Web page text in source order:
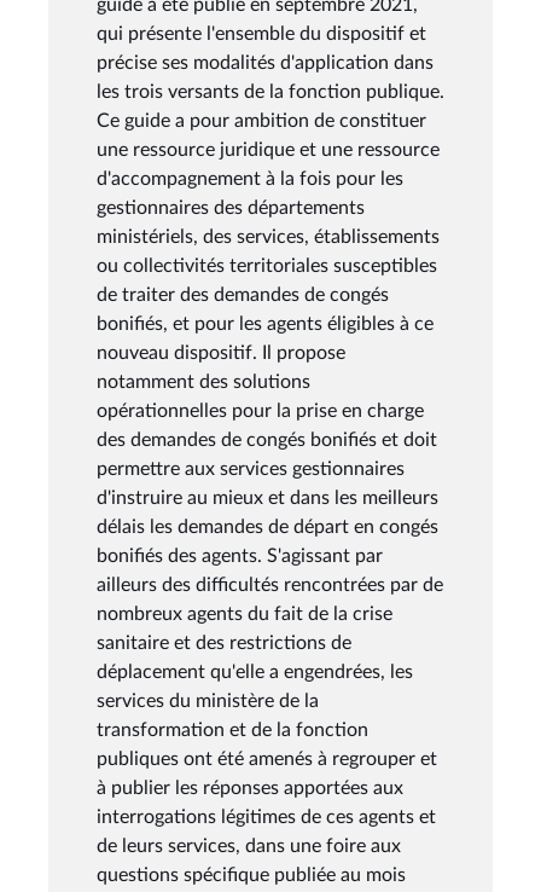
guide a été publié en septembre 2021,
qui présente l'ensemble du dispositif et
précise ses modalités d'application dans
les trois versants de la fonction publique.
Ce guide a pour ambition de constituer
une ressource juridique et une ressource
d'accompagnement à la fois pour les
gestionnaires des départements
ministériels, des services, établissements
ou collectivités territoriales susceptibles
de traiter des demandes de congés
bonifiés, et pour les agents éligibles à ce
nouveau dispositif. Il propose
notamment des solutions
opérationnelles pour la prise en charge
des demandes de congés bonifiés et doit
permettre aux services gestionnaires
d'instruire au mieux et dans les meilleurs
délais les demandes de départ en congés
bonifiés des agents. S'agissant par
ailleurs des difficultés rencontrées par de
nombreux agents du fait de la crise
sanitaire et des restrictions de
déplacement qu'elle a engendrées, les
services du ministère de la
transformation et de la fonction
publiques ont été amenés à regrouper et
à publier les réponses apportées aux
interrogations légitimes de ces agents et
de leurs services, dans une foire aux
questions spécifique publiée au mois